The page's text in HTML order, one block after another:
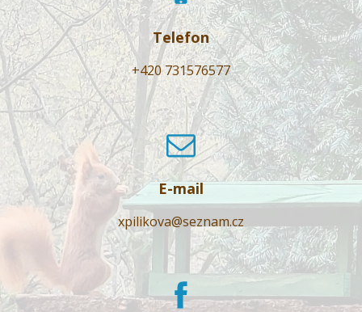
Telefon
+420 731576577
E-mail
xpilikova@seznam.cz